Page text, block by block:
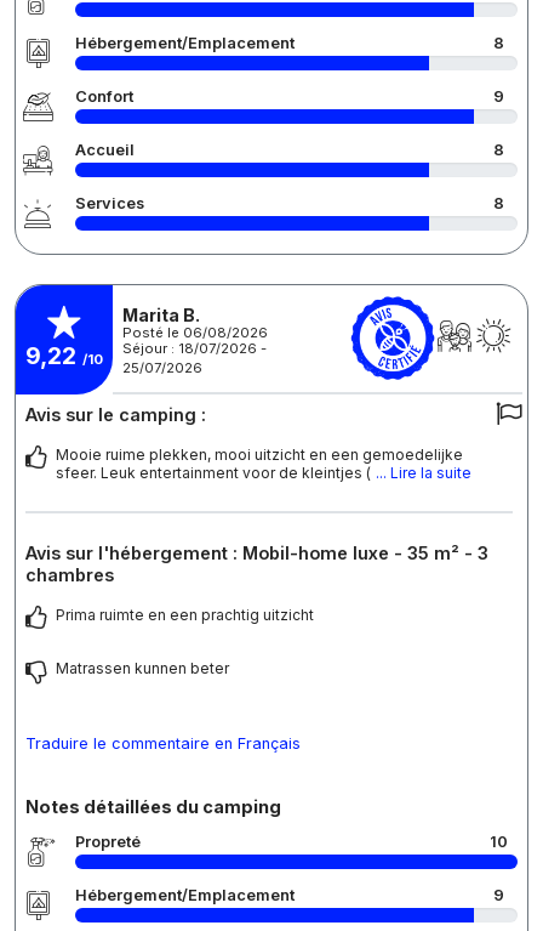
Hébergement/Emplacement 8
Confort 9
Accueil 8
Services 8
9,22 /10
Marita B.
Posté le 06/08/2026
Séjour : 18/07/2026 -
25/07/2026
Avis sur le camping :
Mooie ruime plekken, mooi uitzicht en een gemoedelijke
sfeer. Leuk entertainment voor de kleintjes ( ... Lire la suite
Avis sur l'hébergement : Mobil-home luxe - 35 m² - 3
chambres
Prima ruimte en een prachtig uitzicht
Matrassen kunnen beter
Traduire le commentaire en Français
Notes détaillées du camping
Propreté 10
Hébergement/Emplacement 9